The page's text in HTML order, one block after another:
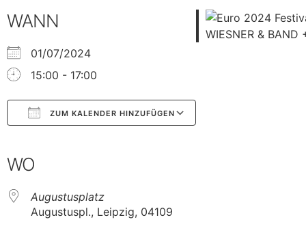
WANN
01/07/2024
15:00 - 17:00
ZUM KALENDER HINZUFÜGEN
WO
Augustusplatz
Augustuspl., Leipzig, 04109